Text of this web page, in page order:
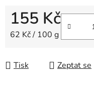
155 Kč
Měrná cena:
62 Kč / 100 g
Tisk Zeptat se